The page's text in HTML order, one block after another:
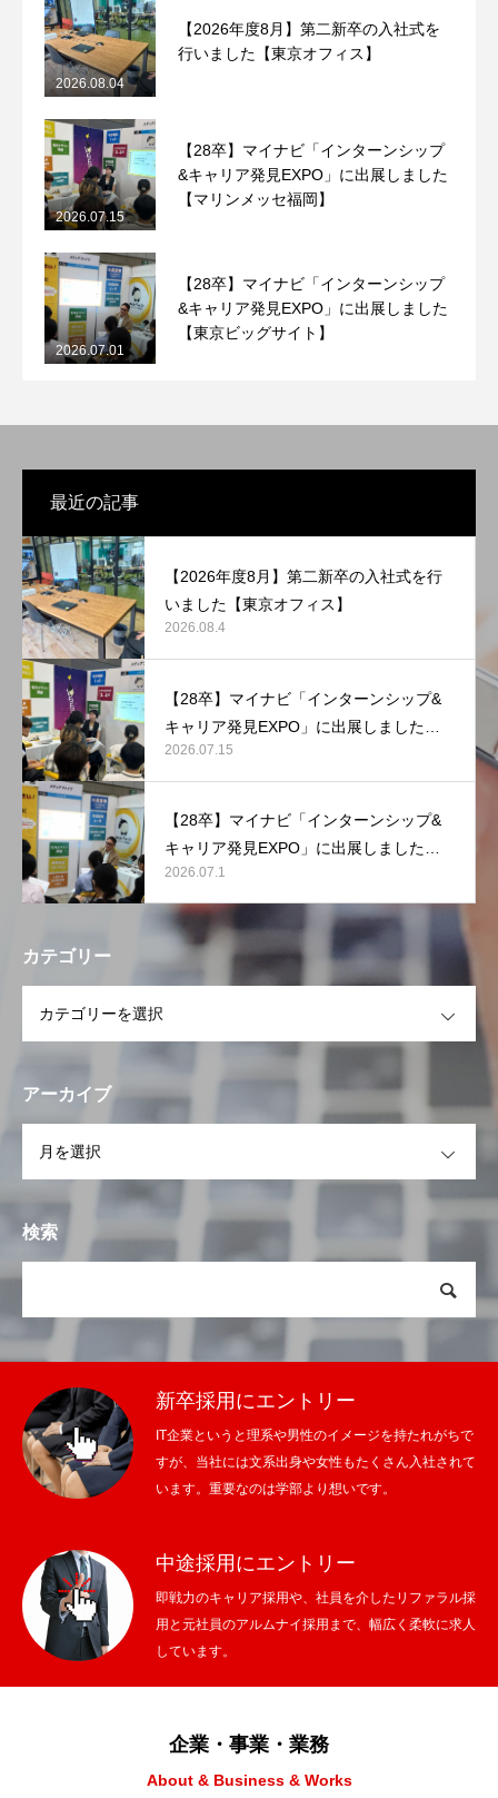
【2026年度8月】第二新卒の入社式を
行いました【東京オフィス】
2026.08.04
【28卒】マイナビ「インターンシップ
&キャリア発見EXPO」に出展しました
【マリンメッセ福岡】
2026.07.15
【28卒】マイナビ「インターンシップ
&キャリア発見EXPO」に出展しました
【東京ビッグサイト】
2026.07.01
最近の記事
【2026年度8月】第二新卒の入社式を行
いました【東京オフィス】
2026.08.4
【28卒】マイナビ「インターンシップ&
キャリア発見EXPO」に出展しました
【マリンメッセ福岡】
2026.07.15
【28卒】マイナビ「インターンシップ&
キャリア発見EXPO」に出展しました
【東京ビッグサイト】
2026.07.1
カテゴリー
アーカイブ
検索
新卒採用にエントリー
IT企業というと理系や男性のイメージを持たれがちで
すが、当社には文系出身や女性もたくさん入社されて
います。重要なのは学部より想いです。
中途採用にエントリー
即戦力のキャリア採用や、社員を介したリファラル採
用と元社員のアルムナイ採用まで、幅広く柔軟に求人
しています。
企業・事業・業務
About & Business & Works